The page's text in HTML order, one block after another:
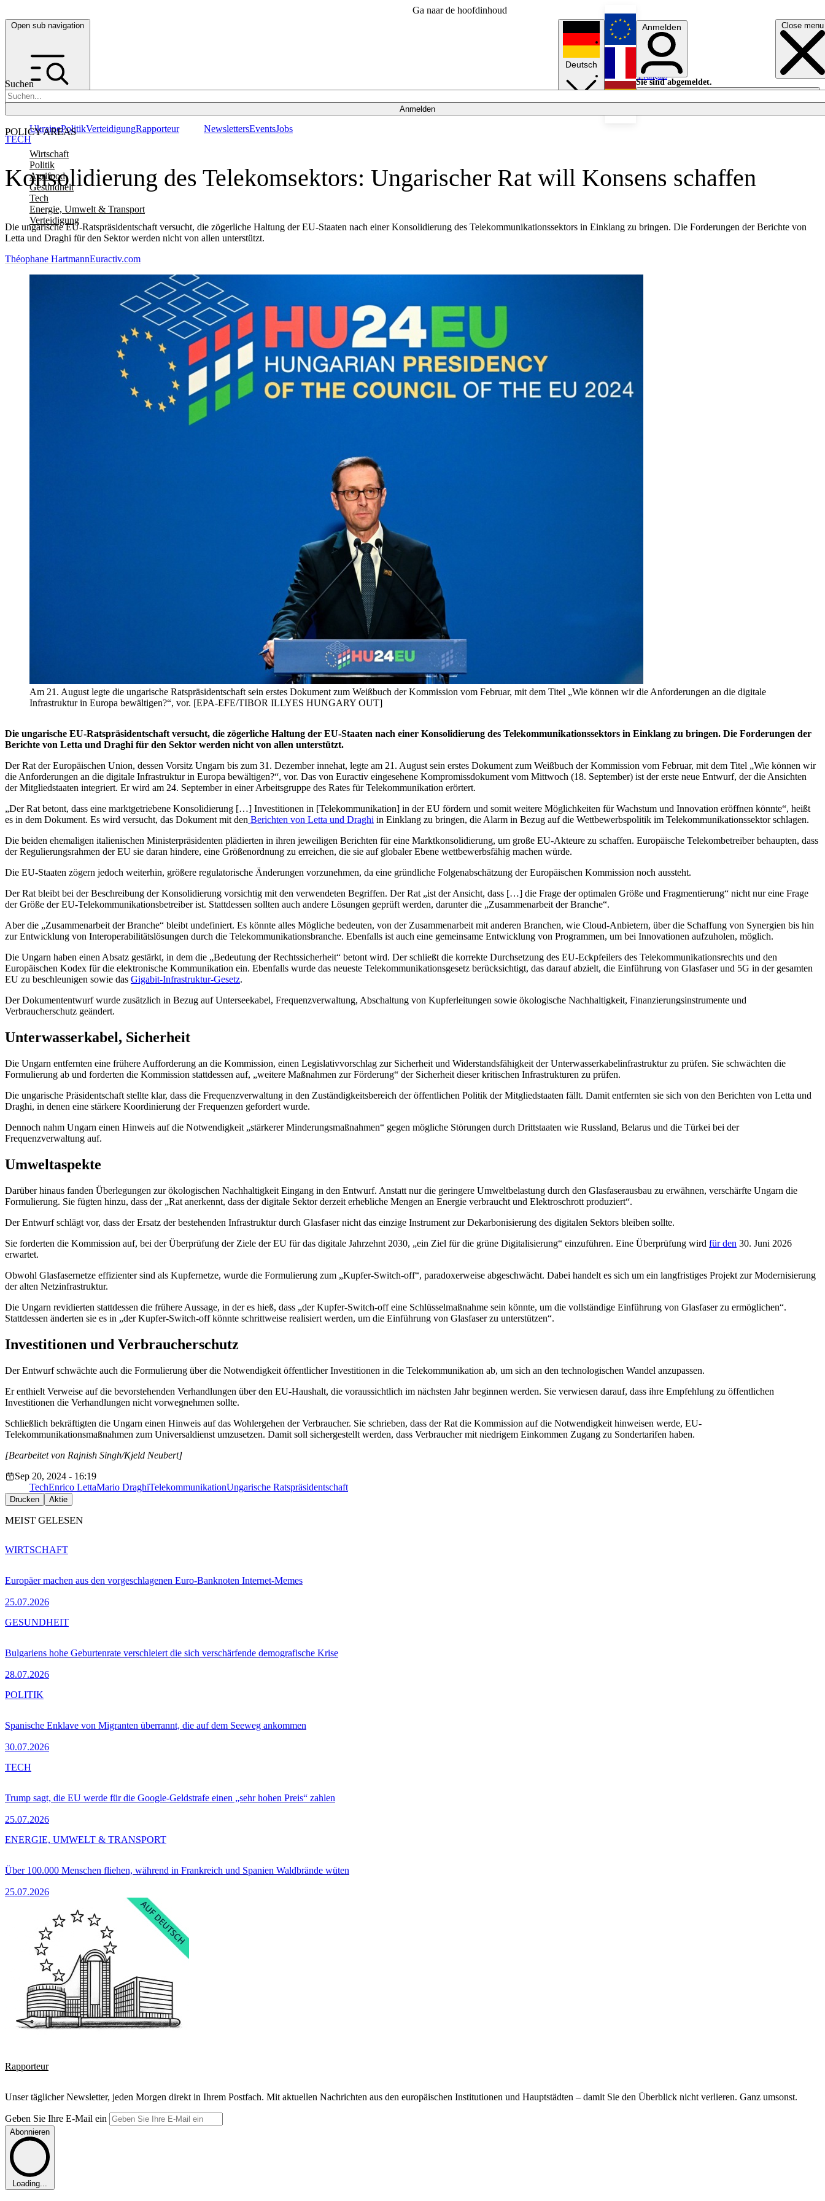
Ga naar de hoofdinhoud
Open sub navigation Close menu
Suchen
Anmelden
POLICY AREAS
Wirtschaft
Politik
Agrifood
Gesundheit
Tech
Energie, Umwelt & Transport
Verteidigung
UkrainePolitikVerteidigungRapporteur NewslettersEventsJobs
Deutsch
English
Français
Anmelden
Sie sind abgemeldet.
Anmelden
Licht aus
Konsolidierung des Telekomsektors: Ungarischer Rat will Konsens schaffen
Die ungarische EU-Ratspräsidentschaft versucht, die zögerliche Haltung der EU-Staaten nach einer Konsolidierung des Telekommunikationssektors in Einklang zu bringen. Die Forderungen der Berichte von
Letta und Draghi für den Sektor werden nicht von allen unterstützt.
TECH
Théophane HartmannEuractiv.com
Am 21. August legte die ungarische Ratspräsidentschaft sein erstes Dokument zum Weißbuch der Kommission vom Februar, mit dem Titel „Wie können wir die Anforderungen an die digitale
Infrastruktur in Europa bewältigen?“, vor. [EPA-EFE/TIBOR ILLYES HUNGARY OUT]
Die ungarische EU-Ratspräsidentschaft versucht, die zögerliche Haltung der EU-Staaten nach einer Konsolidierung des Telekommunikationssektors in Einklang zu bringen. Die Forderungen der
Berichte von Letta und Draghi für den Sektor werden nicht von allen unterstützt.
Der Rat der Europäischen Union, dessen Vorsitz Ungarn bis zum 31. Dezember innehat, legte am 21. August sein erstes Dokument zum Weißbuch der Kommission vom Februar, mit dem Titel „Wie können wir
die Anforderungen an die digitale Infrastruktur in Europa bewältigen?“, vor. Das von Euractiv eingesehene Kompromissdokument vom Mittwoch (18. September) ist der erste neue Entwurf, der die Ansichten
der Mitgliedstaaten integriert. Er wird am 24. September in einer Arbeitsgruppe des Rates für Telekommunikation erörtert.
„Der Rat betont, dass eine marktgetriebene Konsolidierung […] Investitionen in [Telekommunikation] in der EU fördern und somit weitere Möglichkeiten für Wachstum und Innovation eröffnen könnte“, heißt
es in dem Dokument. Es wird versucht, das Dokument mit den Berichten von Letta und Draghi in Einklang zu bringen, die Alarm in Bezug auf die Wettbewerbspolitik im Telekommunikationssektor schlagen.
Die beiden ehemaligen italienischen Ministerpräsidenten plädierten in ihren jeweiligen Berichten für eine Marktkonsolidierung, um große EU-Akteure zu schaffen. Europäische Telekombetreiber behaupten, dass
der Regulierungsrahmen der EU sie daran hindere, eine Größenordnung zu erreichen, die sie auf globaler Ebene wettbewerbsfähig machen würde.
Die EU-Staaten zögern jedoch weiterhin, größere regulatorische Änderungen vorzunehmen, da eine gründliche Folgenabschätzung der Europäischen Kommission noch aussteht.
Der Rat bleibt bei der Beschreibung der Konsolidierung vorsichtig mit den verwendeten Begriffen. Der Rat „ist der Ansicht, dass […] die Frage der optimalen Größe und Fragmentierung“ nicht nur eine Frage
der Größe der EU-Telekommunikationsbetreiber ist. Stattdessen sollten auch andere Lösungen geprüft werden, darunter die „Zusammenarbeit der Branche“.
Aber die „Zusammenarbeit der Branche“ bleibt undefiniert. Es könnte alles Mögliche bedeuten, von der Zusammenarbeit mit anderen Branchen, wie Cloud-Anbietern, über die Schaffung von Synergien bis hin
zur Entwicklung von Interoperabilitätslösungen durch die Telekommunikationsbranche. Ebenfalls ist auch eine gemeinsame Entwicklung von Programmen, um bei Innovationen aufzuholen, möglich.
Die Ungarn haben einen Absatz gestärkt, in dem die „Bedeutung der Rechtssicherheit“ betont wird. Der schließt die korrekte Durchsetzung des EU-Eckpfeilers des Telekommunikationsrechts und den
Europäischen Kodex für die elektronische Kommunikation ein. Ebenfalls wurde das neueste Telekommunikationsgesetz berücksichtigt, das darauf abzielt, die Einführung von Glasfaser und 5G in der gesamten
EU zu beschleunigen sowie das Gigabit-Infrastruktur-Gesetz.
Der Dokumententwurf wurde zusätzlich in Bezug auf Unterseekabel, Frequenzverwaltung, Abschaltung von Kupferleitungen sowie ökologische Nachhaltigkeit, Finanzierungsinstrumente und
Verbraucherschutz geändert.
Unterwasserkabel, Sicherheit
Die Ungarn entfernten eine frühere Aufforderung an die Kommission, einen Legislativvorschlag zur Sicherheit und Widerstandsfähigkeit der Unterwasserkabelinfrastruktur zu prüfen. Sie schwächten die
Formulierung ab und forderten die Kommission stattdessen auf, „weitere Maßnahmen zur Förderung“ der Sicherheit dieser kritischen Infrastrukturen zu prüfen.
Die ungarische Präsidentschaft stellte klar, dass die Frequenzverwaltung in den Zuständigkeitsbereich der öffentlichen Politik der Mitgliedstaaten fällt. Damit entfernten sie sich von den Berichten von Letta und
Draghi, in denen eine stärkere Koordinierung der Frequenzen gefordert wurde.
Dennoch nahm Ungarn einen Hinweis auf die Notwendigkeit „stärkerer Minderungsmaßnahmen“ gegen mögliche Störungen durch Drittstaaten wie Russland, Belarus und die Türkei bei der
Frequenzverwaltung auf.
Umweltaspekte
Darüber hinaus fanden Überlegungen zur ökologischen Nachhaltigkeit Eingang in den Entwurf. Anstatt nur die geringere Umweltbelastung durch den Glasfaserausbau zu erwähnen, verschärfte Ungarn die
Formulierung. Sie fügten hinzu, dass der „Rat anerkennt, dass der digitale Sektor derzeit erhebliche Mengen an Energie verbraucht und Elektroschrott produziert“.
Der Entwurf schlägt vor, dass der Ersatz der bestehenden Infrastruktur durch Glasfaser nicht das einzige Instrument zur Dekarbonisierung des digitalen Sektors bleiben sollte.
Sie forderten die Kommission auf, bei der Überprüfung der Ziele der EU für das digitale Jahrzehnt 2030, „ein Ziel für die grüne Digitalisierung“ einzuführen. Eine Überprüfung wird für den 30. Juni 2026
erwartet.
Obwohl Glasfasernetze effizienter sind als Kupfernetze, wurde die Formulierung zum „Kupfer-Switch-off“, paradoxerweise abgeschwächt. Dabei handelt es sich um ein langfristiges Projekt zur Modernisierung
der alten Netzinfrastruktur.
Die Ungarn revidierten stattdessen die frühere Aussage, in der es hieß, dass „der Kupfer-Switch-off eine Schlüsselmaßnahme sein könnte, um die vollständige Einführung von Glasfaser zu ermöglichen“.
Stattdessen änderten sie es in „der Kupfer-Switch-off könnte schrittweise realisiert werden, um die Einführung von Glasfaser zu unterstützen“.
Investitionen und Verbraucherschutz
Der Entwurf schwächte auch die Formulierung über die Notwendigkeit öffentlicher Investitionen in die Telekommunikation ab, um sich an den technologischen Wandel anzupassen.
Er enthielt Verweise auf die bevorstehenden Verhandlungen über den EU-Haushalt, die voraussichtlich im nächsten Jahr beginnen werden. Sie verwiesen darauf, dass ihre Empfehlung zu öffentlichen
Investitionen die Verhandlungen nicht vorwegnehmen sollte.
Schließlich bekräftigten die Ungarn einen Hinweis auf das Wohlergehen der Verbraucher. Sie schrieben, dass der Rat die Kommission auf die Notwendigkeit hinweisen werde, EU-
Telekommunikationsmaßnahmen zum Universaldienst umzusetzen. Damit soll sichergestellt werden, dass Verbraucher mit niedrigem Einkommen Zugang zu Sondertarifen haben.
[Bearbeitet von Rajnish Singh/Kjeld Neubert]
Sep 20, 2024 - 16:19
TechEnrico LettaMario DraghiTelekommunikationUngarische Ratspräsidentschaft
Drucken Aktie
MEIST GELESEN
Europäer machen aus den vorgeschlagenen Euro-Banknoten Internet-Memes
25.07.2026
WIRTSCHAFT
Bulgariens hohe Geburtenrate verschleiert die sich verschärfende demografische Krise
28.07.2026
GESUNDHEIT
Spanische Enklave von Migranten überrannt, die auf dem Seeweg ankommen
30.07.2026
POLITIK
Trump sagt, die EU werde für die Google-Geldstrafe einen „sehr hohen Preis“ zahlen
25.07.2026
TECH
Über 100.000 Menschen fliehen, während in Frankreich und Spanien Waldbrände wüten
25.07.2026
ENERGIE, UMWELT & TRANSPORT
Rapporteur
Unser täglicher Newsletter, jeden Morgen direkt in Ihrem Postfach. Mit aktuellen Nachrichten aus den europäischen Institutionen und Hauptstädten – damit Sie den Überblick nicht verlieren. Ganz umsonst.
Geben Sie Ihre E-Mail ein
Abonnieren
Loading...